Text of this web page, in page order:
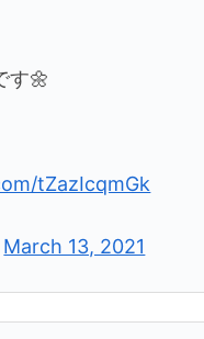
す🌼
tZazIcqmGk
March 13, 2021